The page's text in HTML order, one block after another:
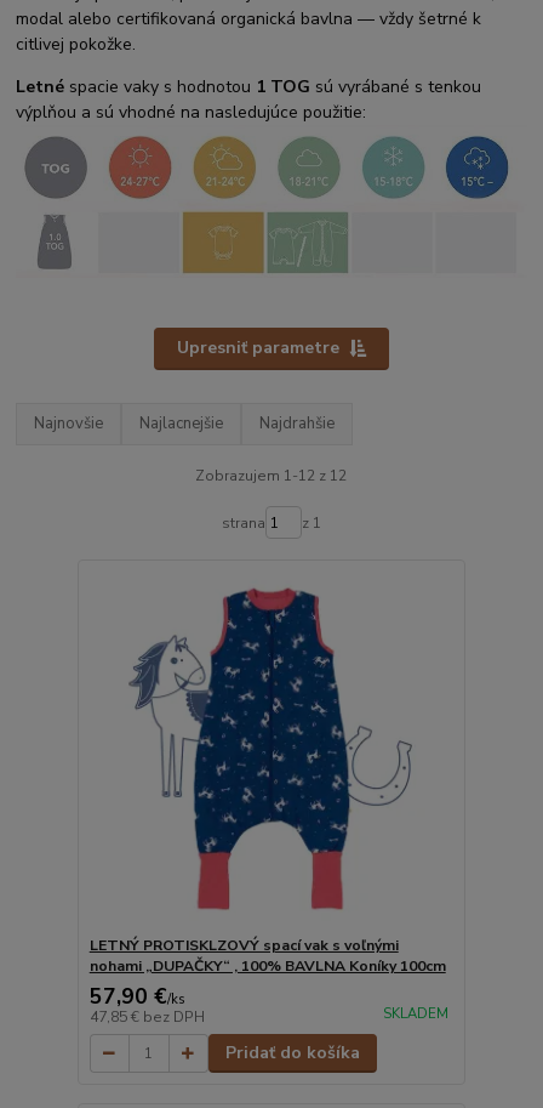
modal alebo certifikovaná organická bavlna — vždy šetrné k
citlivej pokožke.
Letné spacie vaky s hodnotou 1 TOG sú vyrábané s tenkou
výplňou a sú vhodné na nasledujúce použitie:
Upresniť parametre
Najnovšie Najlacnejšie Najdrahšie
Zobrazujem 1-12 z 12
strana z 1
LETNÝ PROTISKLZOVÝ spací vak s voľnými
nohami „DUPAČKY“ , 100% BAVLNA Koníky 100cm
57,90 €/ks
47,85 € bez DPH SKLADEM
Pridať do košíka